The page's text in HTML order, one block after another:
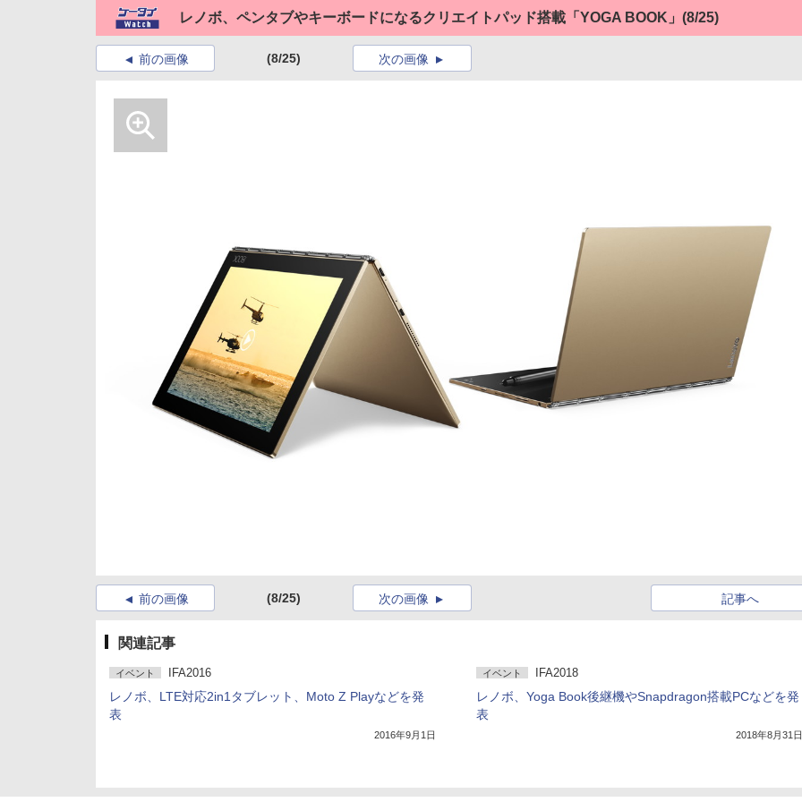
レノボ、ペンタブやキーボードになるクリエイトパッド搭載「YOGA BOOK」 (8/25)
前の画像 (8/25) 次の画像
前の画像 (8/25) 記事へ
次の画像
関連記事
イベント IFA2016
レノボ、LTE対応2in1タブレット、Moto Z Playなどを発
表
2016年9月1日
イベント IFA2018
レノボ、Yoga Book後継機やSnapdragon搭載PCなどを発
表
2018年8月31日